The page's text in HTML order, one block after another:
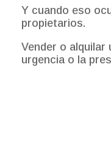
Y cuando eso
propietarios.
Vender o alquilar
urgencia o la